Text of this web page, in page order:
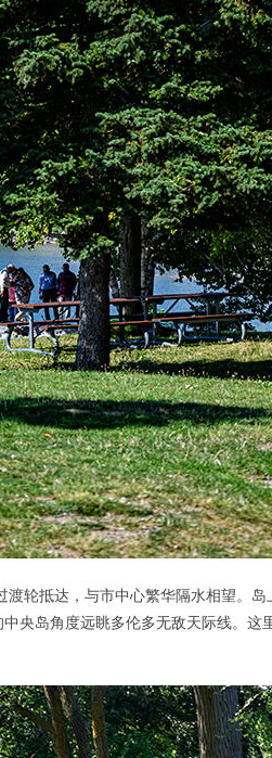
轮抵达，与市中心繁华隔水相望。
央岛角度远眺多伦多无敌天际线。这